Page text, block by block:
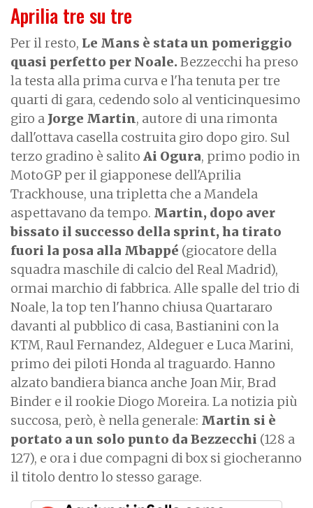
Aprilia tre su tre
Per il resto, Le Mans è stata un pomeriggio
quasi perfetto per Noale. Bezzecchi ha preso
la testa alla prima curva e l'ha tenuta per tre
quarti di gara, cedendo solo al venticinquesimo
giro a Jorge Martin, autore di una rimonta
dall'ottava casella costruita giro dopo giro. Sul
terzo gradino è salito Ai Ogura, primo podio in
MotoGP per il giapponese dell'Aprilia
Trackhouse, una tripletta che a Mandela
aspettavano da tempo. Martin, dopo aver
bissato il successo della sprint, ha tirato
fuori la posa alla Mbappé (giocatore della
squadra maschile di calcio del Real Madrid),
ormai marchio di fabbrica. Alle spalle del trio di
Noale, la top ten l'hanno chiusa Quartararo
davanti al pubblico di casa, Bastianini con la
KTM, Raul Fernandez, Aldeguer e Luca Marini,
primo dei piloti Honda al traguardo. Hanno
alzato bandiera bianca anche Joan Mir, Brad
Binder e il rookie Diogo Moreira. La notizia più
succosa, però, è nella generale: Martin si è
portato a un solo punto da Bezzecchi (128 a
127), e ora i due compagni di box si giocheranno
il titolo dentro lo stesso garage.